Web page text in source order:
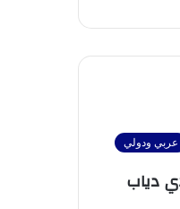
عربي ودولي
دياب